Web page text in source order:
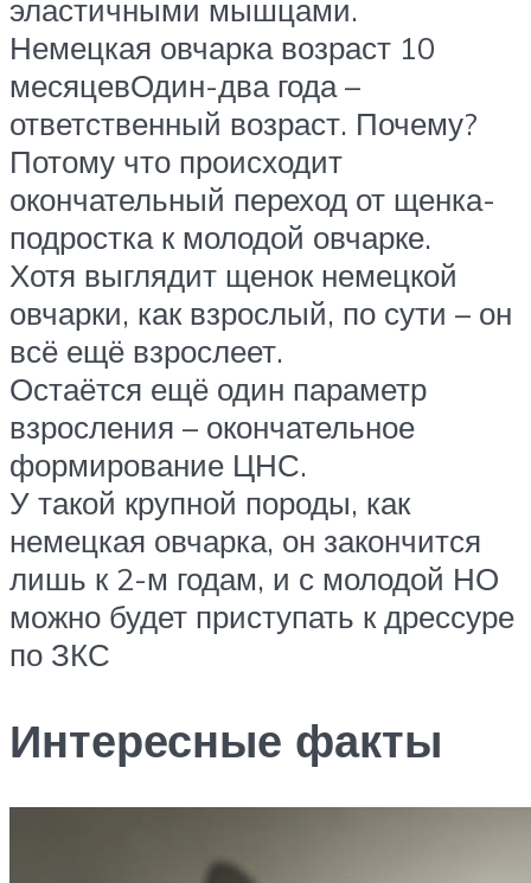
эластичными мышцами.
Немецкая овчарка возраст 10
месяцевОдин-два года –
ответственный возраст. Почему?
Потому что происходит
окончательный переход от щенка-
подростка к молодой овчарке.
Хотя выглядит щенок немецкой
овчарки, как взрослый, по сути – он
всё ещё взрослеет.
Остаётся ещё один параметр
взросления – окончательное
формирование ЦНС.
У такой крупной породы, как
немецкая овчарка, он закончится
лишь к 2-м годам, и с молодой НО
можно будет приступать к дрессуре
по ЗКС
Интересные факты